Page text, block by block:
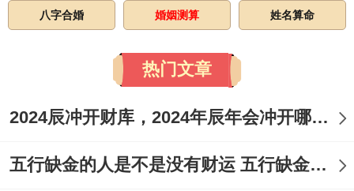
5月18日（星期一;农历四月初二）
宜:乔迁、签合同、迁坟、签约、交房、进
宅、领证、搬家、迁居、交易、纳畜、安
门、买房、买车、栽树、投资、安坟、栽
忌:无明确禁忌；但需参照具体时辰...
八字合婚 婚姻测算 姓名算命
热门文章
2024辰冲开财库，2024年辰年会冲开哪些人的财库
五行缺金的人是不是没有财运 五行缺金的人命运好不好